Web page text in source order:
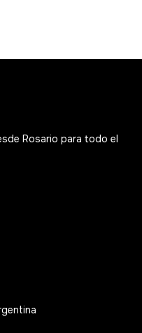
Rosario para todo el